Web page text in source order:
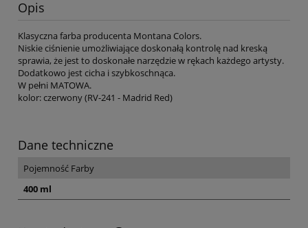
Opis
Klasyczna farba producenta Montana Colors.
Niskie ciśnienie umożliwiające doskonałą kontrolę nad kreską
sprawia, że jest to doskonałe narzędzie w rękach każdego artysty.
Dodatkowo jest cicha i szybkoschnąca.
W pełni MATOWA.
kolor: czerwony (RV-241 - Madrid Red)
Dane techniczne
Pojemność Farby
400 ml